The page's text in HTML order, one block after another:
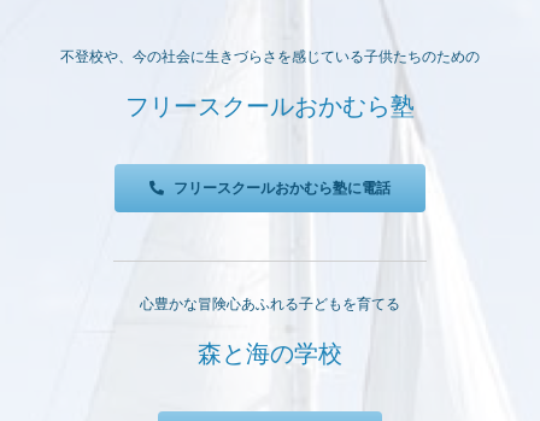
不登校や、今の社会に生きづらさを感じている子供たちのための
フリースクールおかむら塾
フリースクールおかむら塾に電話
心豊かな冒険心あふれる子どもを育てる
森と海の学校